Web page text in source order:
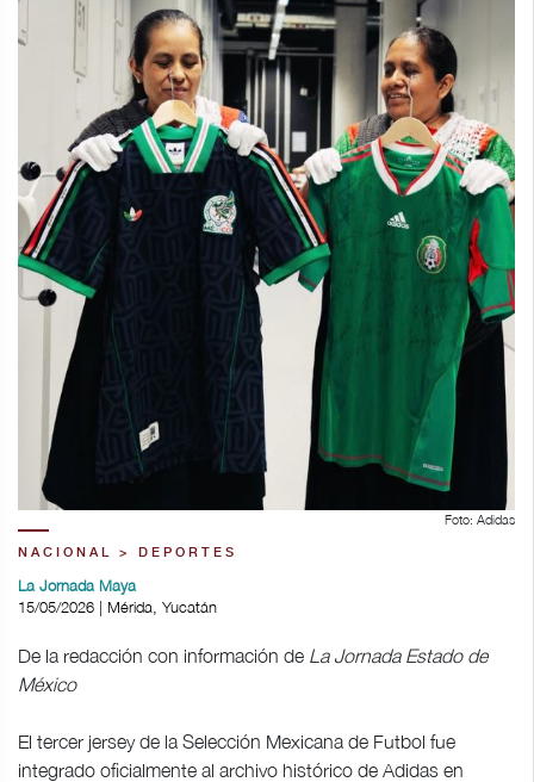
Foto: Adidas
NACIONAL > DEPORTES
La Jornada Maya
15/05/2026 | Mérida, Yucatán
De la redacción con información de La Jornada Estado de
México
El tercer jersey de la Selección Mexicana de Futbol fue
integrado oficialmente al archivo histórico de Adidas en